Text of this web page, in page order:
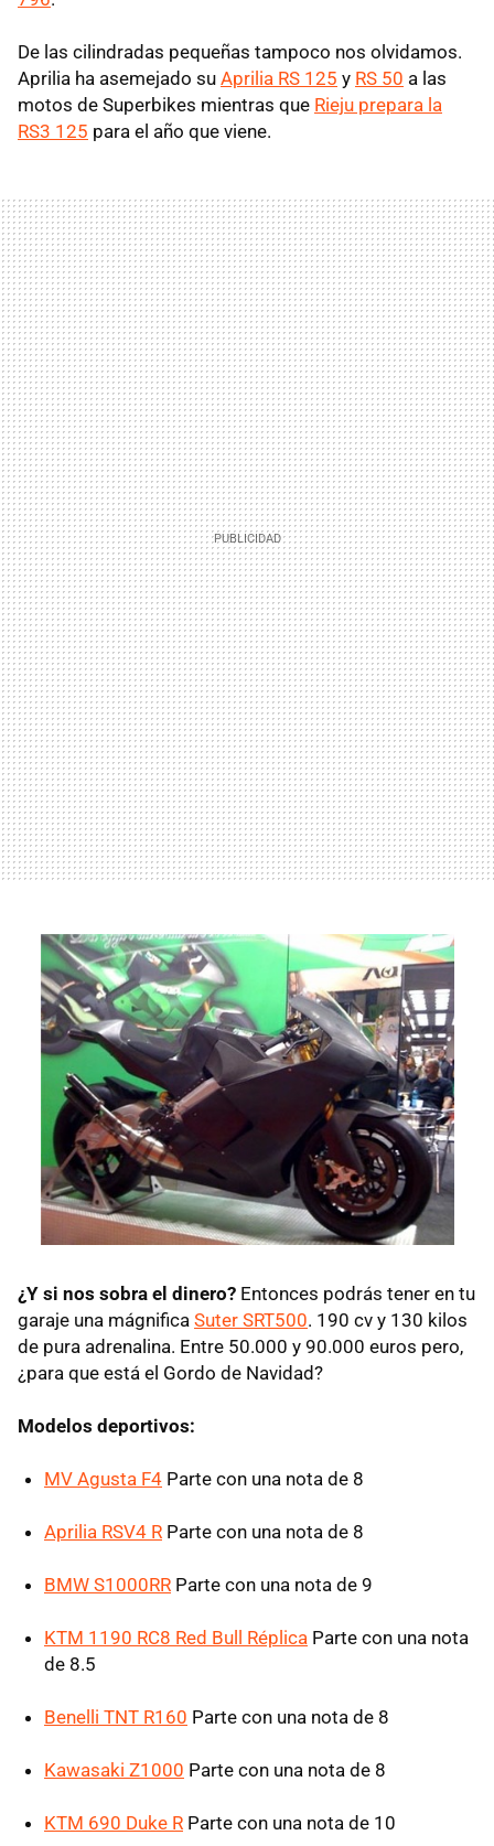
De las cilindradas pequeñas tampoco nos olvidamos.
Aprilia ha asemejado su Aprilia RS 125 y RS 50 a las
motos de Superbikes mientras que Rieju prepara la
RS3 125 para el año que viene.
¿Y si nos sobra el dinero? Entonces podrás tener en tu
garaje una mágnifica Suter SRT500. 190 cv y 130 kilos
de pura adrenalina. Entre 50.000 y 90.000 euros pero,
¿para que está el Gordo de Navidad?
Modelos deportivos:
MV Agusta F4 Parte con una nota de 8
Aprilia RSV4 R Parte con una nota de 8
BMW S1000RR Parte con una nota de 9
KTM 1190 RC8 Red Bull Réplica Parte con una nota
de 8.5
Benelli TNT R160 Parte con una nota de 8
Kawasaki Z1000 Parte con una nota de 8
KTM 690 Duke R Parte con una nota de 10